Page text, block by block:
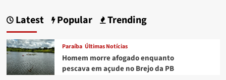
Latest Popular Trending
Paraíba Últimas Notícias
Homem morre afogado enquanto
pescava em açude no Brejo da PB